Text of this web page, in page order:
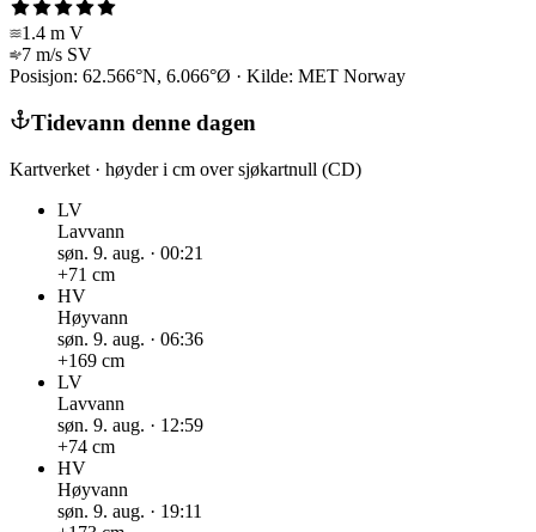
1.4 m V
7 m/s SV
Posisjon: 62.566°N, 6.066°Ø · Kilde: MET Norway
Tidevann denne dagen
Kartverket · høyder i cm over sjøkartnull (CD)
LV
Lavvann
søn. 9. aug. · 00:21
+71 cm
HV
Høyvann
søn. 9. aug. · 06:36
+169 cm
LV
Lavvann
søn. 9. aug. · 12:59
+74 cm
HV
Høyvann
søn. 9. aug. · 19:11